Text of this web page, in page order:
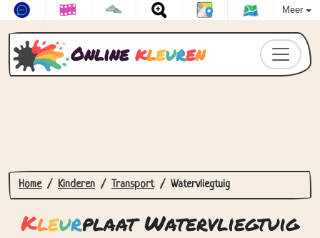
Meer
Online kleuren
Home Kinderen Transport Watervliegtuig
Kleurplaat Watervliegtuig